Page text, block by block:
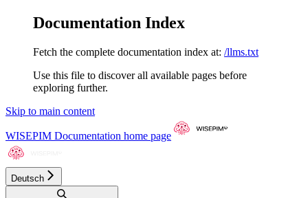
Documentation Index
Fetch the complete documentation index at: /llms.txt
Use this file to discover all available pages before
exploring further.
Skip to main content
WISEPIM Documentation home page
Deutsch